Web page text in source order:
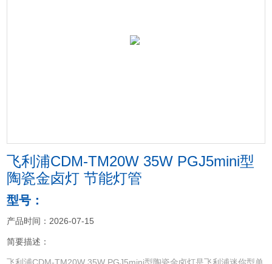
飞利浦CDM-TM20W 35W PGJ5mini型
陶瓷金卤灯 节能灯管
型号：
产品时间：2026-07-15
简要描述：